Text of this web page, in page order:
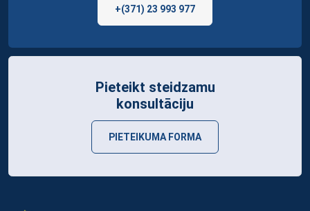
+(371) 23 993 977
Pieteikt steidzamu
konsultāciju
PIETEIKUMA FORMA